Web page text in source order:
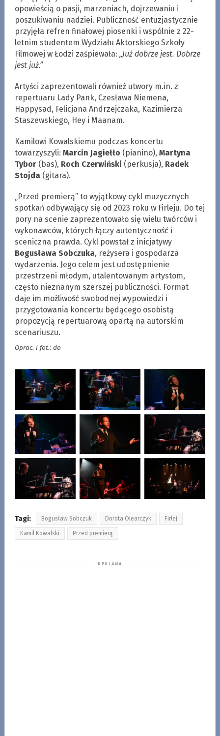
opowieścią o pasji, marzeniach, dojrzewaniu i
poszukiwaniu nadziei. Publiczność entuzjastycznie
przyjęła refren finałowej piosenki i wspólnie z 22-
letnim studentem Wydziału Aktorskiego Szkoły
Filmowej w Łodzi zaśpiewała: „Już dobrze jest. Dobrze
jest już.”
Artyści zaprezentowali również utwory m.in. z
repertuaru Lady Pank, Czesława Niemena,
Happysad, Felicjana Andrzejczaka, Kazimierza
Staszewskiego, Hey i Maanam.
Kamilowi Kowalskiemu podczas koncertu
towarzyszyli: Marcin Jagiełło (pianino), Martyna
Tybor(bas), Roch Czerwiński (perkusja), Radek
Stojda (gitara).
„Przed premierą” to wyjątkowy cykl muzycznych
spotkań odbywający się od 2023 roku w Firleju. Do tej
pory na scenie zaprezentowało się wielu twórców i
wykonawców, których łączy autentyczność i
sceniczna prawda. Cykl powstał z inicjatywy
Bogusława Sobczuka, reżysera i gospodarza
wydarzenia. Jego celem jest udostępnienie
przestrzeni młodym, utalentowanym artystom,
często nieznanym szerszej publiczności. Format
daje im możliwość swobodnej wypowiedzi i
przygotowania koncertu będącego osobistą
propozycją repertuarową opartą na autorskim
scenariuszu.
Oprac. i fot.: do
Tagi: Bogusław Sobczuk Dorota Olearczyk Firlej
Kamil Kowalski Przed premierą